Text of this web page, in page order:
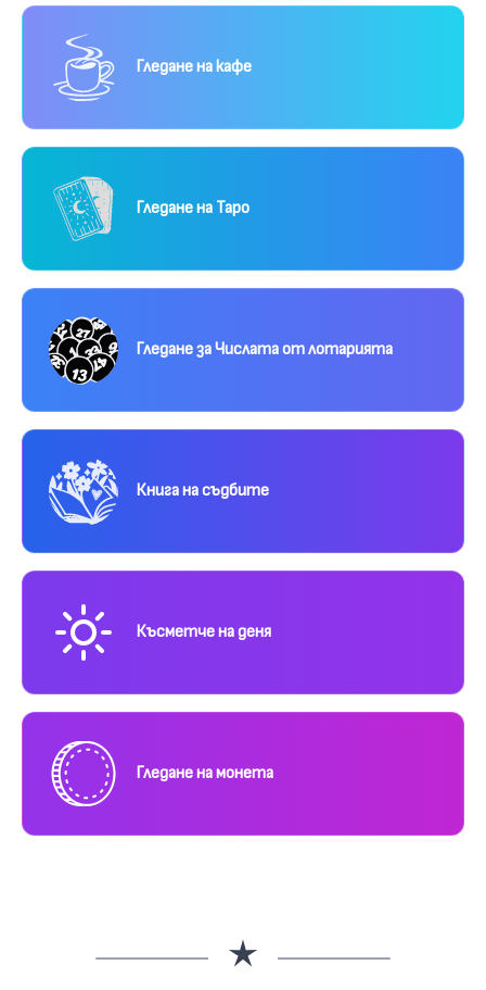
Гледане на кафе
Гледане на Таро
Гледане за Числата от лотарията
Книга на съдбите
Късметче на деня
Гледане на монета